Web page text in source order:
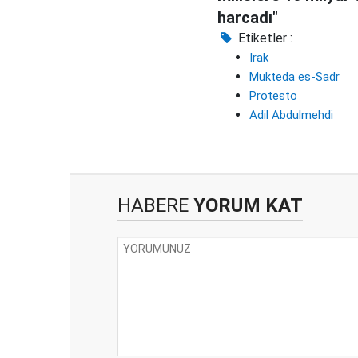
harcadı"
Etiketler :
Irak
Mukteda es-Sadr
Protesto
Adil Abdulmehdi
HABERE YORUM KAT